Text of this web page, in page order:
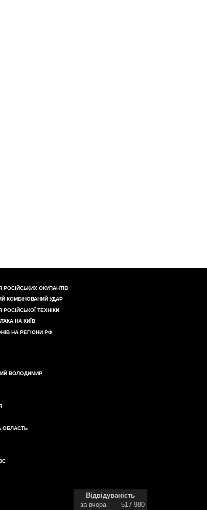
РОСІЙСЬКИХ ОКУПАНТІВ
КОМБІНОВАНИЙ УДАР
ТЕХНІКИ
НА КИЇВ
НА РЕГІОНИ РФ
ВОЛОДИМИР
ОБЛАСТЬ
Відвідуваність
за вчора
517 980